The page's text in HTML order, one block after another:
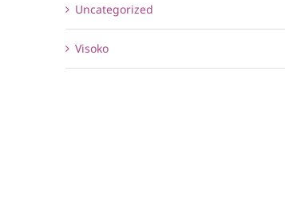
Uncategorized
Visoko